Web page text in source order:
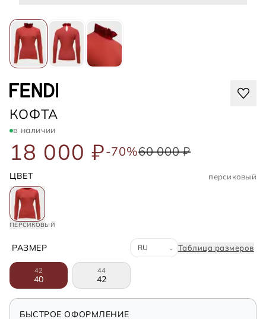
FENDI
КОФТА
в наличии
18 000 ₽-70%60 000 ₽
ЦВЕТ персиковый
ПЕРСИКОВЫЙ
РАЗМЕР Система размеров
⌄ Таблица размеров
42
40
44
42
БЫСТРОЕ ОФОРМЛЕНИЕ